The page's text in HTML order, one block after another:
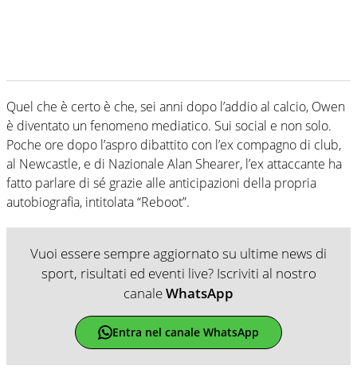
Quel che è certo è che, sei anni dopo l’addio al calcio, Owen
è diventato un fenomeno mediatico. Sui social e non solo.
Poche ore dopo l’aspro dibattito con l’ex compagno di club,
al Newcastle, e di Nazionale Alan Shearer, l’ex attaccante ha
fatto parlare di sé grazie alle anticipazioni della propria
autobiografia, intitolata “Reboot”.
Vuoi essere sempre aggiornato su ultime news di
sport, risultati ed eventi live? Iscriviti al nostro
canaleWhatsApp
Entra nel canale WhatsApp